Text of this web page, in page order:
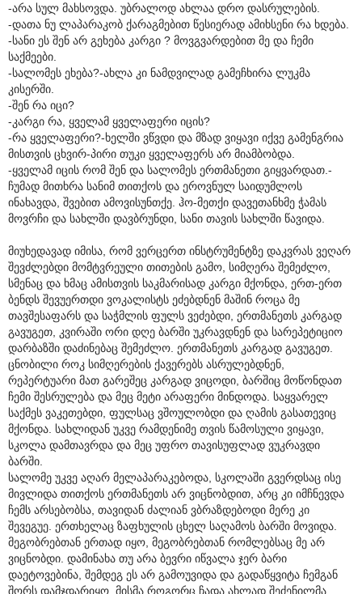
-არა სულ მახსოვდა. უბრალოდ ახლაა დრო დასრულების.
-დათა ნუ ლაპარაკობ ქარაგმებით წესიერად ამიხსენი რა ხდება.
-სანი ეს შენ არ გეხება კარგი ? მოვგვარდებით მე და ჩემი
საქმეები.
-სალომეს ეხება?-ახლა კი ნამდვილად გამეჩხირა ლუკმა
კისერში.
-შენ რა იცი?
-კარგი რა, ყველამ ყველაფერი იცის?
-რა ყველაფერი?-ხელში ვწვდი და მზად ვიყავი იქვე გამენგრია
მისთვის ცხვირ-პირი თუკი ყველაფერს არ მიამბობდა.
-ყველამ იცის რომ შენ და სალომეს ერთმანეთი გიყვარდათ.-
ჩუმად მითხრა სანიმ თითქოს და ეროვნულ საიდუმლოს
ინახავდა, შვებით ამოვისუნთქე. ჰო-მეთქი დავეთანხმე ჭამას
მოვრჩი და სახლში დავბრუნდი, სანი თავის სახლში წავიდა.
მიუხედავად იმისა, რომ ვერცერთ ინსტრუმენტზე დაკვრას ვეღარ
შევძლებდი მომტვრეული თითების გამო, სიმღერა შემეძლო,
სმენაც და ხმაც ამისთვის საკმარისად კარგი მქონდა, ერთ-ერთ
ბენდს შევუერთდი ვოკალისტს ეძებდნენ მაშინ როცა მე
თავშესაფარს და საჭმლის ფულს ვეძებდი, ერთმანეთს კარგად
გავუგეთ, კვირაში ორი დღე ბარში უკრავდნენ და სარეპეტიციო
დარბაზში დაძინებაც შემეძლო. ერთმანეთს კარგად გავუგეთ.
ცნობილი როკ სიმღერების ქავერებს ასრულებდნენ,
რეპერტუარი მათ გარეშეც კარგად ვიცოდი, ბარშიც მოწონდათ
ჩემი შესრულება და მეც მეტი არაფერი მინდოდა. საყვარელ
საქმეს ვაკეთებდი, ფულსაც ვშოულობდი და ღამის გასათევიც
მქონდა. სახლიდან უკვე რამდენიმე თვის წამოსული ვიყავი,
სკოლა დამთავრდა და მეც უფრო თავისუფლად ვუკრავდი
ბარში.
სალომე უკვე აღარ მელაპარაკებოდა, სკოლაში გვერდსაც ისე
მივლიდა თითქოს ერთმანეთს არ ვიცნობდით, არც კი იმჩნევდა
ჩემს არსებობსა, თავიდან ძალიან ვბრაზდებოდი მერე კი
შევეგუე. ერთხელაც ზაფხულის ცხელ საღამოს ბარში მოვიდა.
მეგობრებთან ერთად იყო, მეგობრებთან რომლებსაც მე არ
ვიცნობდი. დამინახა თუ არა ბევრი იწვალა ჯერ ბარი
დაეტოვებინა, შემდეგ ეს არ გამოუვიდა და გადაწყვიტა ჩემგან
შორს დამჯდარიყო. მისმა როგორც ჩადა ახლად შეძენილმა